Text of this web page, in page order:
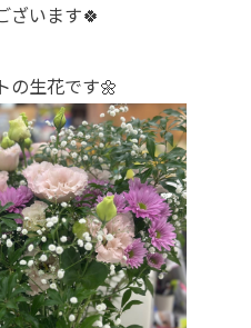
ざいます🍀
の生花です🌼